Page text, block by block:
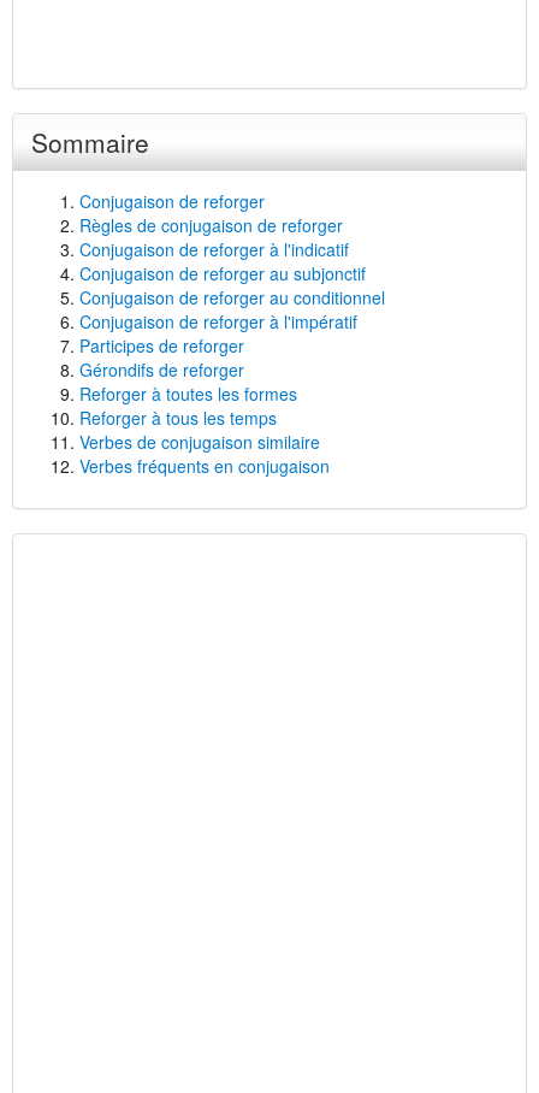
Sommaire
Conjugaison de reforger
Règles de conjugaison de reforger
Conjugaison de reforger à l'indicatif
Conjugaison de reforger au subjonctif
Conjugaison de reforger au conditionnel
Conjugaison de reforger à l'impératif
Participes de reforger
Gérondifs de reforger
Reforger à toutes les formes
Reforger à tous les temps
Verbes de conjugaison similaire
Verbes fréquents en conjugaison